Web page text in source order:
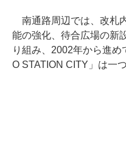
南通路周辺では、改札
能の強化、待合広場の新
り組み、2002年から進
O STATION CITY」は一